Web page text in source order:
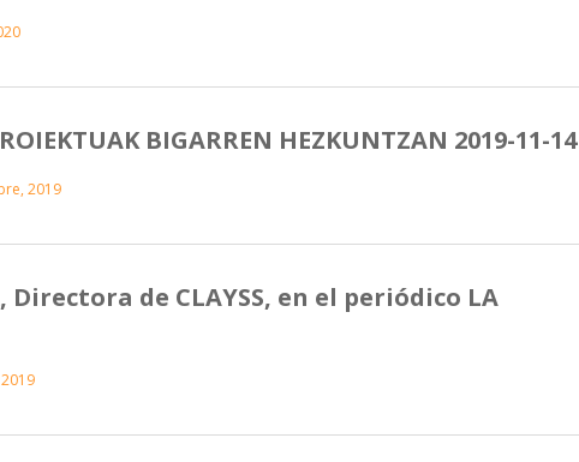
BIGARREN HEZKUNTZAN 2019-11-14
2019
Directora de CLAYSS, en el periódico LA